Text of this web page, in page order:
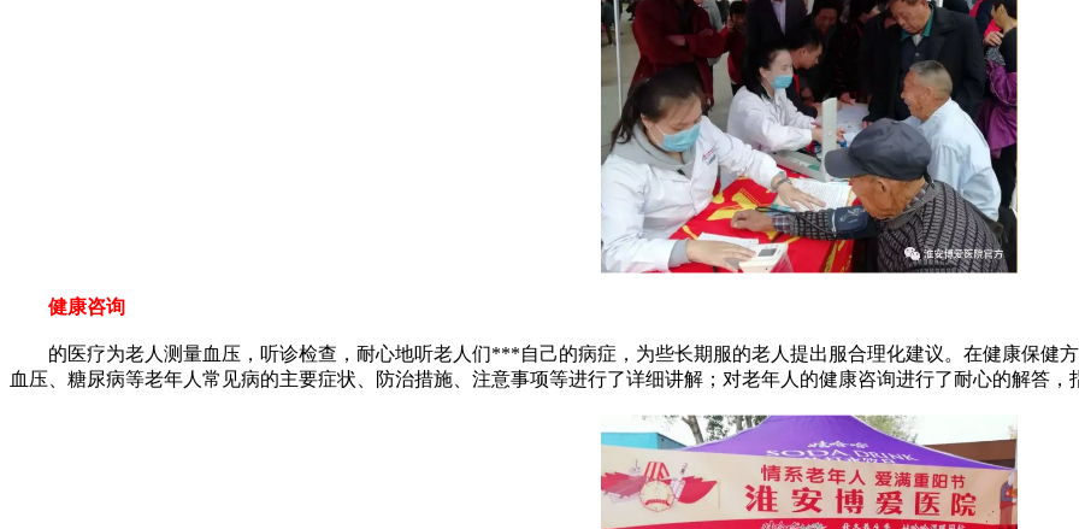
健康咨询
的医疗为老人测量血压，听诊检查，耐心地听老人们***自己的病症，为些长期服的老人提出服合理化建议。在健康保健
血压、糖尿病等老年人常见病的主要症状、防治措施、注意事项等进行了详细讲解；对老年人的健康咨询进行了耐心的解答，